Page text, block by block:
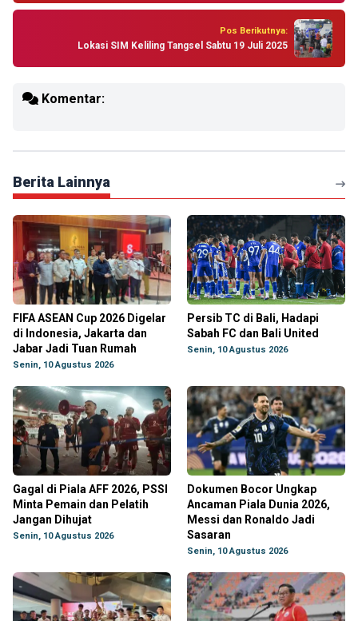
Pos Berikutnya:
Lokasi SIM Keliling Tangsel Sabtu 19 Juli 2025
Komentar:
Berita Lainnya
FIFA ASEAN Cup 2026 Digelar
di Indonesia, Jakarta dan
Jabar Jadi Tuan Rumah
Senin, 10 Agustus 2026
Persib TC di Bali, Hadapi
Sabah FC dan Bali United
Senin, 10 Agustus 2026
Gagal di Piala AFF 2026, PSSI
Minta Pemain dan Pelatih
Jangan Dihujat
Senin, 10 Agustus 2026
Dokumen Bocor Ungkap
Ancaman Piala Dunia 2026,
Messi dan Ronaldo Jadi
Sasaran
Senin, 10 Agustus 2026